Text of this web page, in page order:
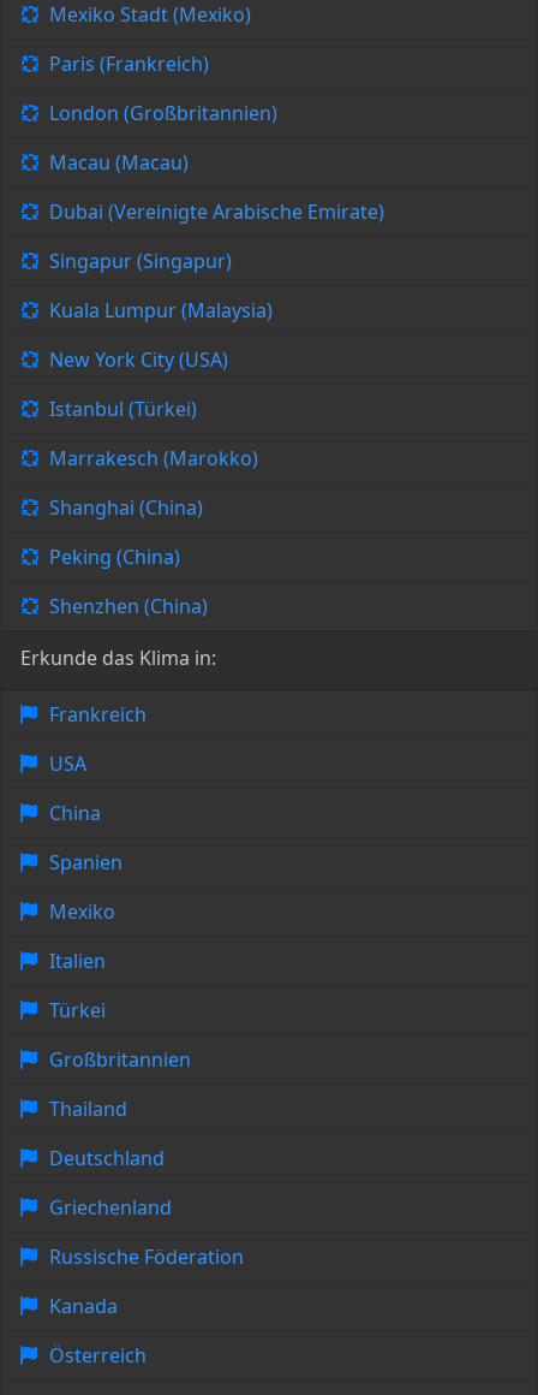
Mexiko Stadt (Mexiko)
Paris (Frankreich)
London (Großbritannien)
Macau (Macau)
Dubai (Vereinigte Arabische Emirate)
Singapur (Singapur)
Kuala Lumpur (Malaysia)
New York City (USA)
Istanbul (Türkei)
Marrakesch (Marokko)
Shanghai (China)
Peking (China)
Shenzhen (China)
Erkunde das Klima in:
Frankreich
USA
China
Spanien
Mexiko
Italien
Türkei
Großbritannien
Thailand
Deutschland
Griechenland
Russische Föderation
Kanada
Österreich